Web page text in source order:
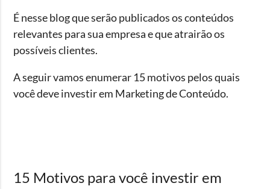
É nesse blog que serão publicados os conteúdos
relevantes para sua empresa e que atrairão os
possíveis clientes.
A seguir vamos enumerar 15 motivos pelos quais
você deve investir em Marketing de Conteúdo.
15 Motivos para você investir em